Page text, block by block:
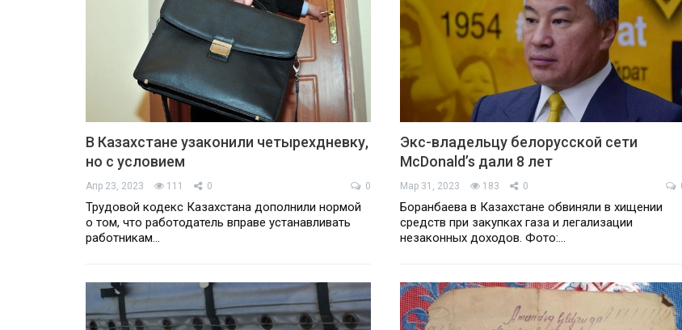
В Казахстане узаконили четырехдневку,
но с условием
Апр 23, 2023 111 0 0
Трудовой кодекс Казахстана дополнили нормой
о том, что работодатель вправе устанавливать
работникам…
Экс-владельцу белорусской сети
McDonald’s дали 8 лет
Мар 31, 2023 183 0
Боранбаева в Казахстане обвиняли в хищении
средств при закупках газа и легализации
незаконных доходов. Фото:…